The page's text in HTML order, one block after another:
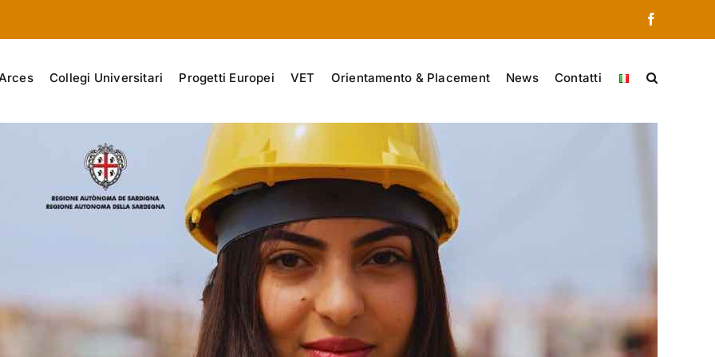
Collegi Universitari Progetti Europei VET Orientamento & Placement News Contatti